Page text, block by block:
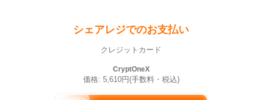
シェアレジでのお支払い
クレジットカード
CryptOneX
価格: 5,610円(手数料・税込)